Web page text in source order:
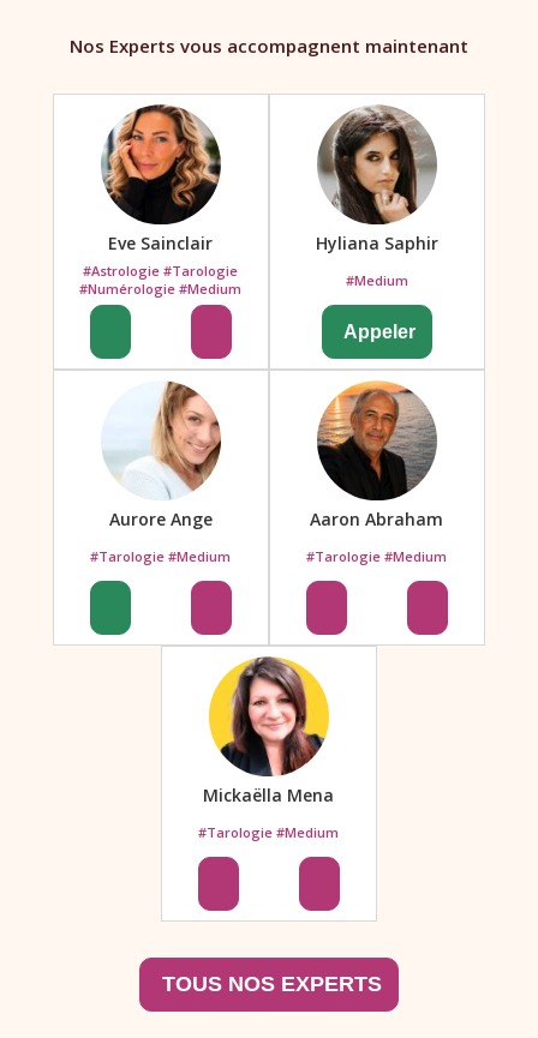
Nos Experts vous accompagnent maintenant
Eve Sainclair
#Astrologie #Tarologie
#Numérologie #Medium
Hyliana Saphir
#Medium
Aurore Ange
#Tarologie #Medium
Aaron Abraham
#Tarologie #Medium
Mickaëlla Mena
#Tarologie #Medium